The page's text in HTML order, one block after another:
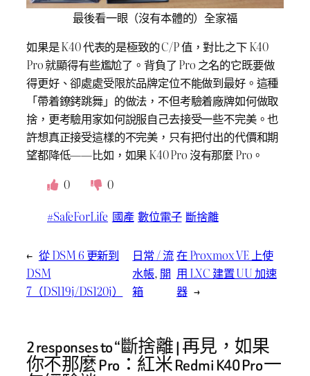
最後看一眼（沒有本體的）全家福
如果是 K40 代表的是極致的 C/P 值，對比之下 K40
Pro 就顯得有些尷尬了。背負了 Pro 之名的它既要做
得更好、卻處處受限於品牌定位不能做到最好。這種
「帶着鐐銬跳舞」的做法，不但考驗着廠牌如何做取
捨，更考驗用家如何說服自己去接受一些不完美。也
許想真正接受這樣的不完美，只有把付出的代價和期
望都降低——比如，如果 K40 Pro 沒有那麼 Pro。
0
0
#SafeForLife 國產 數位電子 斷捨離
← 從 DSM 6 更新到
DSM
7（DS119j/DS120j）
日常 / 流
水帳, 開
箱
在 Proxmox VE 上使
用 LXC 建置 UU 加速
器 →
2 responses to “斷捨離 | 再見，如果
你不那麼 Pro：紅米 Redmi K40 Pro 一